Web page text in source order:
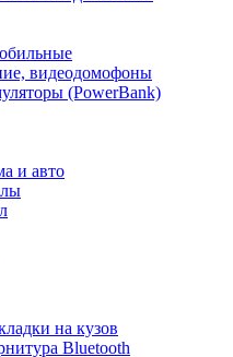
видеодомофоны
(PowerBank)
и авто
на кузов
Bluetooth